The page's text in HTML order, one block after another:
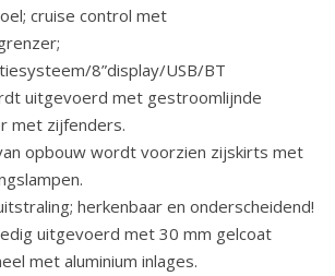
cruise control met
8”display/USB/BT
uitgevoerd met gestroomlijnde
met zijfenders.
opbouw wordt voorzien zijskirts met
herkenbaar en onderscheidend!
uitgevoerd met 30 mm gelcoat
met aluminium inlages.